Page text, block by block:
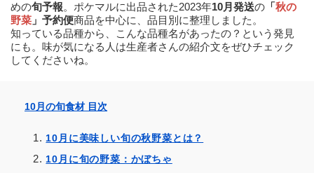
めの旬予報。ポケマルに出品された2023年10月発送の 「秋の
野菜 」 予約便商品を中心に、品目別に整理しました。
知っている品種から、こんな品種名があったの？という発見
にも。味が気になる人は生産者さんの紹介文をぜひチェック
してくださいね。
10月の旬食材 目次
10月に美味しい旬の秋野菜とは？
10月に旬の野菜：かぼちゃ